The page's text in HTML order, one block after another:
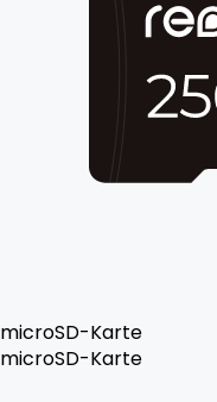
microSD-Karte
microSD-Karte